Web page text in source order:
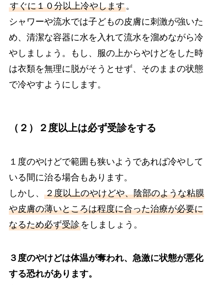
すぐに１０分以上冷やします。
シャワーや流水では子どもの皮膚に刺激が強いた
め、清潔な容器に水を入れて流水を溜めながら冷
やしましょう。もし、服の上からやけどをした時
は衣類を無理に脱がそうとせず、そのままの状態
で冷やすようにします。
（２）２度以上は必ず受診をする
１度のやけどで範囲も狭いようであれば冷やして
いる間に治る場合もあります。
しかし、 ２度以上のやけどや、陰部のような粘膜
や皮膚の薄いところは程度に合った治療が必要に
なるため必ず受診をしましょう。
３度のやけどは体温が奪われ、急激に状態が悪化
する恐れがあります。